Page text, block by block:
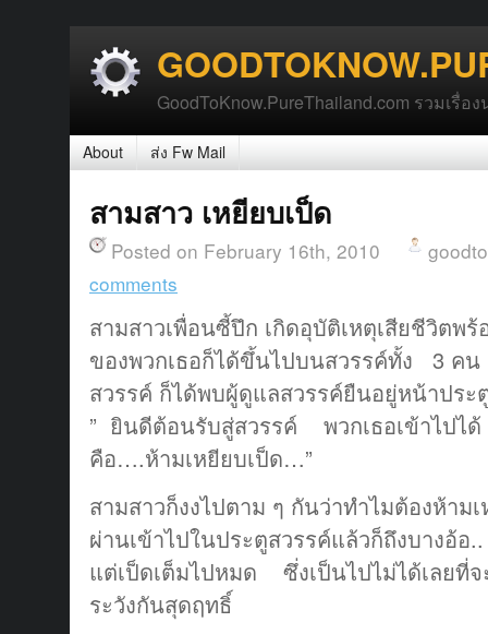
GoodToKnow.PureThailand.com รวมเรื่อ
About ส่ง Fw Mail
สามสาว เหยียบเป็ด
Posted on February 16th, 2010
comments
สามสาวเพื่อนซี้ปึก เกิดอุบัติเหตุเสียชีวิ
ของพวกเธอก็ได้ขึ้นไปบนสวรรค์ทั้ง 3 คน
สวรรค์ ก็ได้พบผู้ดูแลสวรรค์ยืนอยู่หน้าปร
” ยินดีต้อนรับสู่สวรรค์ พวกเธอเข้าไปไ
คือ….ห้ามเหยียบเป็ด…”
สามสาวก็งงไปตาม ๆ กันว่าทำไมต้องห้าม
ผ่านเข้าไปในประตูสวรรค์แล้วก็ถึงบางอ้อ
แต่เป็ดเต็มไปหมด ซึ่งเป็นไปไม่ได้เลยที่
ระวังกันสุดฤทธิ์